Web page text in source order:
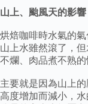
山上、颱風天的影響
烘焙咖啡時水氣的
山上水雖然滾了，
不爛、肉品煮不熟的
主要就是因為山上
高度增加而減小，